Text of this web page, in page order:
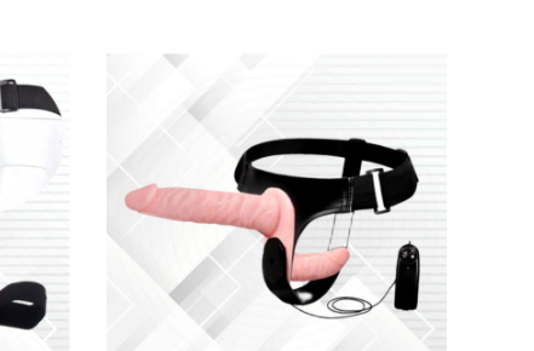
phấn
, dễ chạm điểm G giúp “nàng” lên